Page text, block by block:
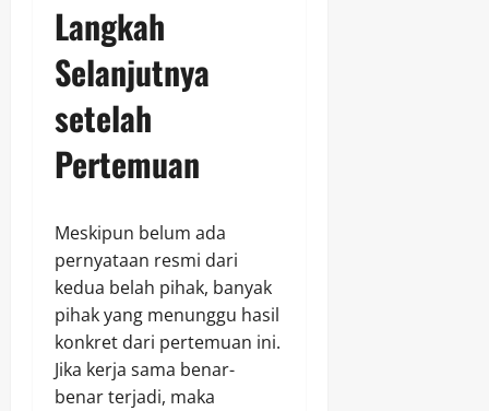
Langkah
Selanjutnya
setelah
Pertemuan
Meskipun belum ada
pernyataan resmi dari
kedua belah pihak, banyak
pihak yang menunggu hasil
konkret dari pertemuan ini.
Jika kerja sama benar-
benar terjadi, maka